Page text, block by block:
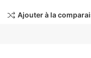
Ajouter à la